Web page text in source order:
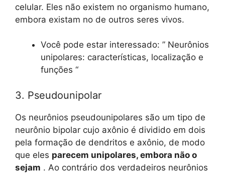
celular. Eles não existem no organismo humano,
embora existam no de outros seres vivos.
Você pode estar interessado: ” Neurônios
unipolares: características, localização e
funções “
3. Pseudounipolar
Os neurônios pseudounipolares são um tipo de
neurônio bipolar cujo axônio é dividido em dois
pela formação de dendritos e axônio, de modo
que eles parecem unipolares, embora não o
sejam . Ao contrário dos verdadeiros neurônios